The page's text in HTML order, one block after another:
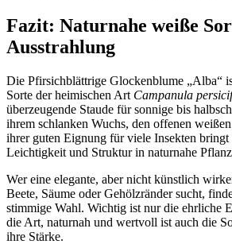
Fazit: Naturnahe weiße
Ausstrahlung
Die Pfirsichblättrige Glockenblume „Alba“
Sorte der heimischen Art Campanula
überzeugende Staude für sonnige bis
ihrem schlanken Wuchs, den offenen
ihrer guten Eignung für viele Insekten
Leichtigkeit und Struktur in naturnahe
Wer eine elegante, aber nicht künstlich
Beete, Säume oder Gehölzränder sucht,
stimmige Wahl. Wichtig ist nur die ehrliche
die Art, naturnah und wertvoll ist auch die
ihre Stärke.